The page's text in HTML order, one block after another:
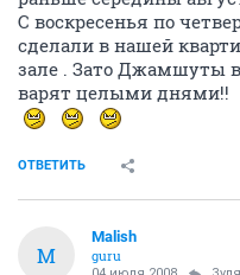
С воскресенья по
сделали в нашей
зале . Зато Джамшуты
варят целыми днями!!
ОТВЕТИТЬ
M
Malish
guru